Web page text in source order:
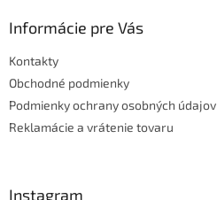
Informácie pre Vás
Kontakty
Obchodné podmienky
Podmienky ochrany osobných údajov
Reklamácie a vrátenie tovaru
Instagram